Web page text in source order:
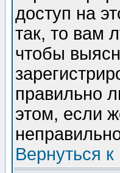
доступ на
так, то вам
чтобы
правильно
этом, если
Вернуться к